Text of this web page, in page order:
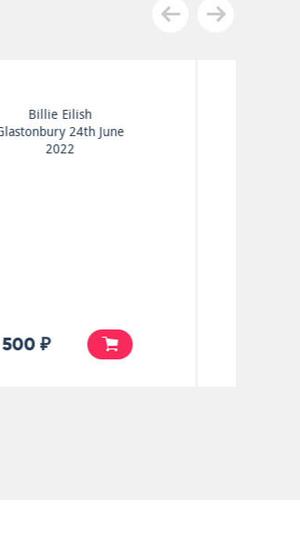
Billie Eilish
Where Do We Go?
6 500 ₽